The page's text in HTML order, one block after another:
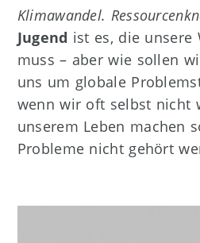
Klimawandel.
Jugend ist es, die unsere
muss – aber wie sollen
uns um globale
wenn wir oft selbst nicht
unserem Leben machen
Probleme nicht gehört